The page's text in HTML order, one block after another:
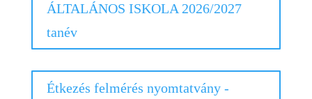
ÁLTALÁNOS ISKOLA 2026/2027
tanév
Étkezés felmérés nyomtatvány -